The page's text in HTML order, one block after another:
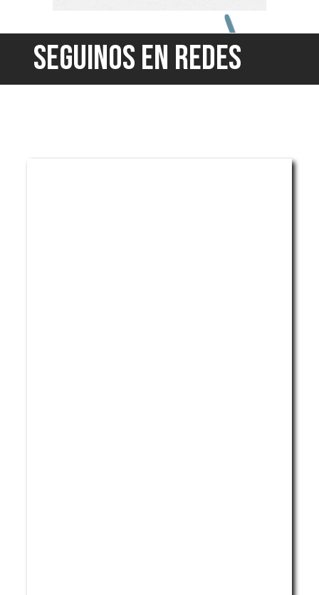
SEGUINOS EN REDES